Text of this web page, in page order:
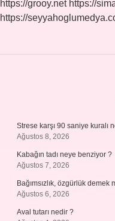
Verir
https://grooy.net https://
https://
Strese karşı 90 saniye kuralı
Ağustos 8, 2026
Kabağın tadı neye benziyor ?
Ağustos 7, 2026
Bağımsızlık, özgürlük demek
Ağustos 6, 2026
Aval tutarı nedir ?